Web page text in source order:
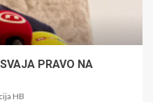
PRAVO NA
HB